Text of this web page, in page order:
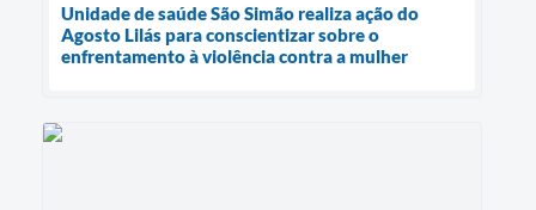
Unidade de saúde São Simão realiza ação do
Agosto Lilás para conscientizar sobre o
enfrentamento à violência contra a mulher